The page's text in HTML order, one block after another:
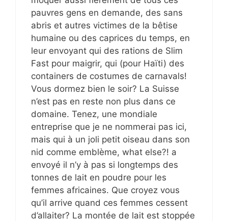
pauvres gens en demande, des sans
abris et autres victimes de la bêtise
humaine ou des caprices du temps, en
leur envoyant qui des rations de Slim
Fast pour maigrir, qui (pour Haïti) des
containers de costumes de carnavals!
Vous dormez bien le soir? La Suisse
n’est pas en reste non plus dans ce
domaine. Tenez, une mondiale
entreprise que je ne nommerai pas ici,
mais qui à un joli petit oiseau dans son
nid comme emblème, what else?! a
envoyé il n’y à pas si longtemps des
tonnes de lait en poudre pour les
femmes africaines. Que croyez vous
qu’il arrive quand ces femmes cessent
d’allaiter? La montée de lait est stoppée